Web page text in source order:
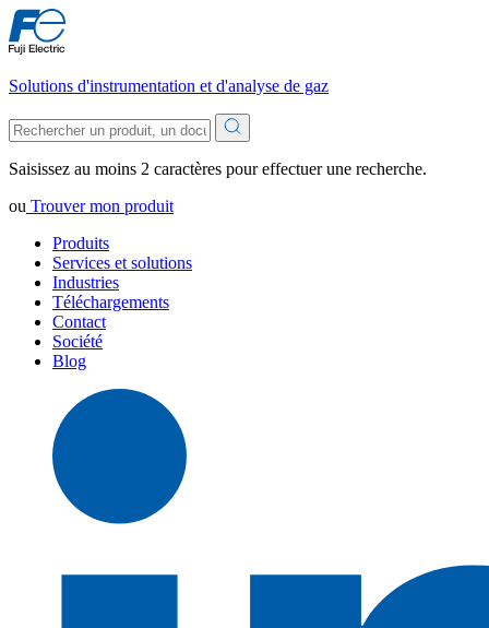
Solutions d'instrumentation et d'analyse de gaz
Saisissez au moins 2 caractères pour effectuer une recherche.
ou Trouver mon produit
Produits
Services et solutions
Industries
Téléchargements
Contact
Société
Blog